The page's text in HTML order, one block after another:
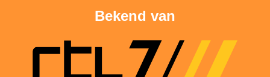
Bekend van